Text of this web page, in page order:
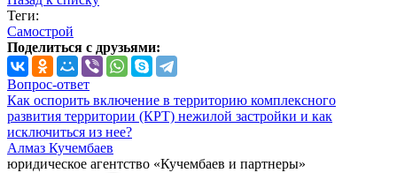
Теги:
Самострой
Поделиться с друзьями:
Вопрос-ответ
Как оспорить включение в территорию комплексного
развития территории (КРТ) нежилой застройки и как
исключиться из нее?
Алмаз Кучембаев
юридическое агентство «Кучембаев и партнеры»